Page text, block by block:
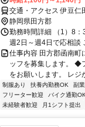
交通・アクセス 伊豆仁
静岡県田方郡
勤務時間詳細 （1）8
週2日～週4日で応相談
仕事内容 田方郡函南町
ッフを募集します。 ◆
をお願いします。 レジ
制服あり 扶養内勤務OK 副
フリーター歓迎
バイク通勤OK
未経験者歓迎
月1シフト提出